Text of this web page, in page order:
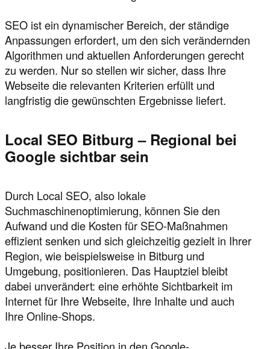
SEO ist ein dynamischer Bereich, der ständige
Anpassungen erfordert, um den sich verändernden
Algorithmen und aktuellen Anforderungen gerecht
zu werden. Nur so stellen wir sicher, dass Ihre
Webseite die relevanten Kriterien erfüllt und
langfristig die gewünschten Ergebnisse liefert.
Local SEO Bitburg – Regional bei
Google sichtbar sein
Durch Local SEO, also lokale
Suchmaschinenoptimierung, können Sie den
Aufwand und die Kosten für SEO-Maßnahmen
effizient senken und sich gleichzeitig gezielt in Ihrer
Region, wie beispielsweise in Bitburg und
Umgebung, positionieren. Das Hauptziel bleibt
dabei unverändert: eine erhöhte Sichtbarkeit im
Internet für Ihre Webseite, Ihre Inhalte und auch
Ihre Online-Shops.
Je besser Ihre Position in den Google-